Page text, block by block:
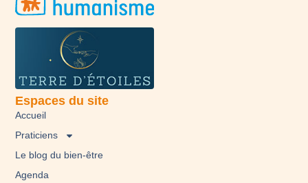
Espaces du site
Accueil
Praticiens
Le blog du bien-être
Agenda